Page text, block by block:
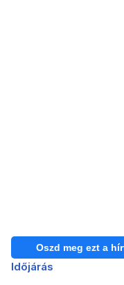
Oszd meg ezt a
Időjárás